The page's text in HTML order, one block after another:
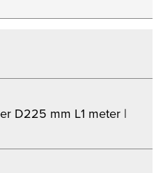
D225 mm L1 meter |